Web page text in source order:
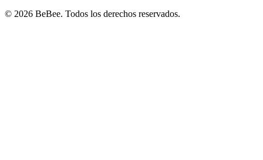
© 2026 BeBee. Todos los derechos reservados.